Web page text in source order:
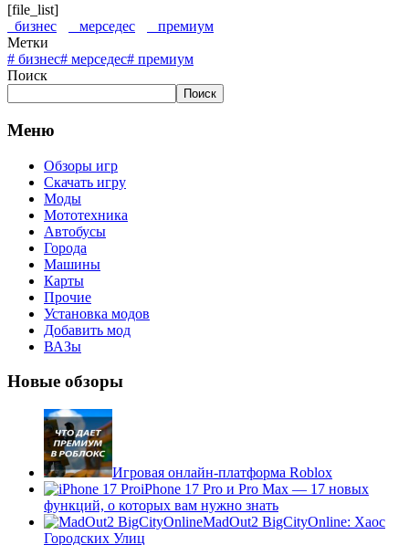
[file_list]
бизнес
мерседес
премиум
Метки
# бизнес# мерседес# премиум
Поиск
Поиск
Меню
Обзоры игр
Скачать игру
Моды
Мототехника
Автобусы
Города
Машины
Карты
Прочие
Установка модов
Добавить мод
ВАЗы
Новые обзоры
Игровая онлайн-платформа Roblox
iPhone 17 Pro и Pro Max — 17 новых
функций, о которых вам нужно знать
MadOut2 BigCityOnline: Хаос
Городских Улиц